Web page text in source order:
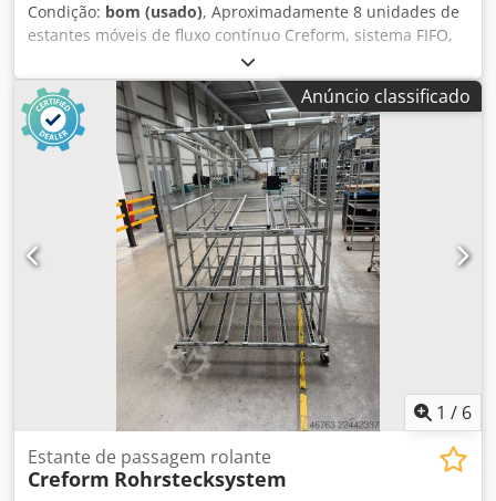
Condição: bom (usado), Aproximadamente 8 unidades de
estantes móveis de fluxo contínuo Creform, sistema FIFO,
estrutura de absorção/montagem com níveis de fluxo –
usadas: Preço por unidade, no local: 400 € (preço líquido)!
Chedpfjzp Rn Iex Aafea Fabricante: Creform Tipo: Sistema
de tubos encaixáveis Ano de fabricação: desconhecido
Dimensões: aproximadamente: 180x180x200 cm 2 canais 9
rodízios com travão Barras de roletes Estado: bom
Disponibilidade: imediata Localização: Leipzig
Anúncio classificado
1 / 6
Estante de passagem rolante
Creform Rohrstecksystem